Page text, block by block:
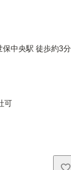
保中央駅 徒歩約3分
可